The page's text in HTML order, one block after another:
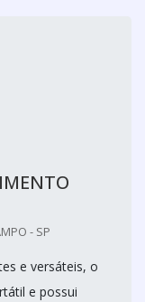
- SP
e versáteis, o
e possui